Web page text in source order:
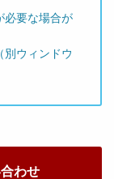
必要な場合が
（別ウィンドウ
わせ